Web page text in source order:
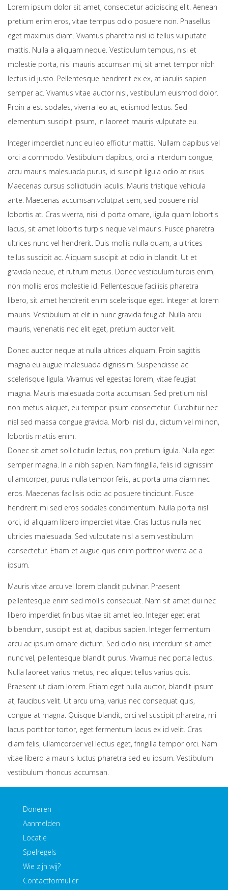
Lorem ipsum dolor sit amet, consectetur adipiscing elit. Aenean
pretium enim eros, vitae tempus odio posuere non. Phasellus
eget maximus diam. Vivamus pharetra nisl id tellus vulputate
mattis. Nulla a aliquam neque. Vestibulum tempus, nisi et
molestie porta, nisi mauris accumsan mi, sit amet tempor nibh
lectus id justo. Pellentesque hendrerit ex ex, at iaculis sapien
semper ac. Vivamus vitae auctor nisi, vestibulum euismod dolor.
Proin a est sodales, viverra leo ac, euismod lectus. Sed
elementum suscipit ipsum, in laoreet mauris vulputate eu.
Integer imperdiet nunc eu leo efficitur mattis. Nullam dapibus vel
orci a commodo. Vestibulum dapibus, orci a interdum congue,
arcu mauris malesuada purus, id suscipit ligula odio at risus.
Maecenas cursus sollicitudin iaculis. Mauris tristique vehicula
ante. Maecenas accumsan volutpat sem, sed posuere nisl
lobortis at. Cras viverra, nisi id porta ornare, ligula quam lobortis
lacus, sit amet lobortis turpis neque vel mauris. Fusce pharetra
ultrices nunc vel hendrerit. Duis mollis nulla quam, a ultrices
tellus suscipit ac. Aliquam suscipit at odio in blandit. Ut et
gravida neque, et rutrum metus. Donec vestibulum turpis enim,
non mollis eros molestie id. Pellentesque facilisis pharetra
libero, sit amet hendrerit enim scelerisque eget. Integer at lorem
mauris. Vestibulum at elit in nunc gravida feugiat. Nulla arcu
mauris, venenatis nec elit eget, pretium auctor velit.
Donec auctor neque at nulla ultrices aliquam. Proin sagittis
magna eu augue malesuada dignissim. Suspendisse ac
scelerisque ligula. Vivamus vel egestas lorem, vitae feugiat
magna. Mauris malesuada porta accumsan. Sed pretium nisl
non metus aliquet, eu tempor ipsum consectetur. Curabitur nec
nisl sed massa congue gravida. Morbi nisl dui, dictum vel mi non,
lobortis mattis enim.
Donec sit amet sollicitudin lectus, non pretium ligula. Nulla eget
semper magna. In a nibh sapien. Nam fringilla, felis id dignissim
ullamcorper, purus nulla tempor felis, ac porta urna diam nec
eros. Maecenas facilisis odio ac posuere tincidunt. Fusce
hendrerit mi sed eros sodales condimentum. Nulla porta nisl
orci, id aliquam libero imperdiet vitae. Cras luctus nulla nec
ultricies malesuada. Sed vulputate nisl a sem vestibulum
consectetur. Etiam et augue quis enim porttitor viverra ac a
ipsum.
Mauris vitae arcu vel lorem blandit pulvinar. Praesent
pellentesque enim sed mollis consequat. Nam sit amet dui nec
libero imperdiet finibus vitae sit amet leo. Integer eget erat
bibendum, suscipit est at, dapibus sapien. Integer fermentum
arcu ac ipsum ornare dictum. Sed odio nisi, interdum sit amet
nunc vel, pellentesque blandit purus. Vivamus nec porta lectus.
Nulla laoreet varius metus, nec aliquet tellus varius quis.
Praesent ut diam lorem. Etiam eget nulla auctor, blandit ipsum
at, faucibus velit. Ut arcu urna, varius nec consequat quis,
congue at magna. Quisque blandit, orci vel suscipit pharetra, mi
lacus porttitor tortor, eget fermentum lacus ex id velit. Cras
diam felis, ullamcorper vel lectus eget, fringilla tempor orci. Nam
vitae libero a mauris luctus pharetra sed eu ipsum. Vestibulum
vestibulum rhoncus accumsan.
Doneren
Aanmelden
Locatie
Spelregels
Wie zijn wij?
Contactformulier